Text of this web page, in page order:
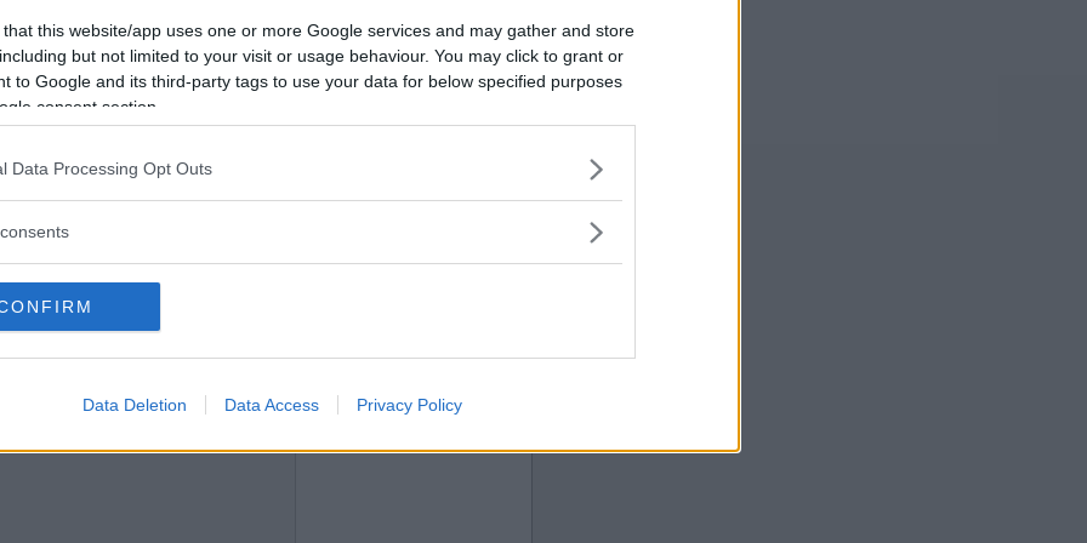
that this website/app uses one or more Google services and may gather and store
but not limited to your visit or usage behaviour. You may click to grant or
to Google and its third-party tags to use your data for below specified purposes
consent section.
Data Processing Opt Outs
Data Deletion Data Access Privacy Policy
ägg och lite Jäger.
låten har en sorgligare betydelse.
till min hund idag efter lång väntan. Det
Vill du bli
medlem?